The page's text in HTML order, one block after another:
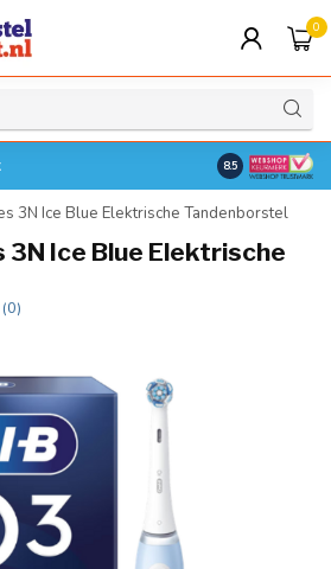
0
8.5
3N Ice Blue Elektrische Tandenborstel
3N Ice Blue Elektrische
(0)